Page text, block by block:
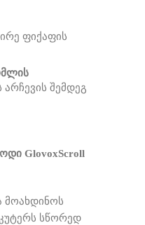
ფიქაფის
შემდეგ
GlovoxScroll
მოახდინოს
სწორედ